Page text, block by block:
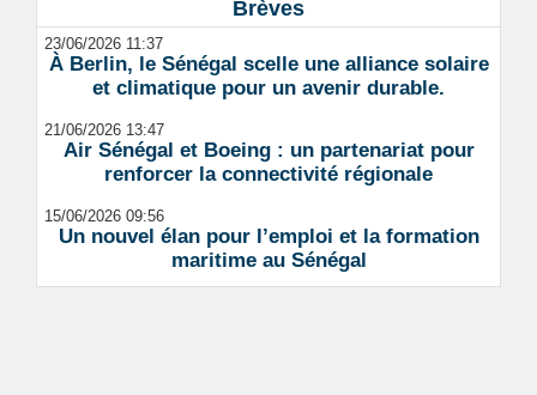
Brèves
23/06/2026 11:37
À Berlin, le Sénégal scelle une alliance solaire
et climatique pour un avenir durable.
21/06/2026 13:47
Air Sénégal et Boeing : un partenariat pour
renforcer la connectivité régionale
15/06/2026 09:56
Un nouvel élan pour l’emploi et la formation
maritime au Sénégal